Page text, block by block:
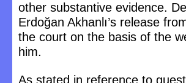
other substantive evidence.
Erdoğan Akhanlı’s release
the court on the basis of the
him.
As stated in reference to